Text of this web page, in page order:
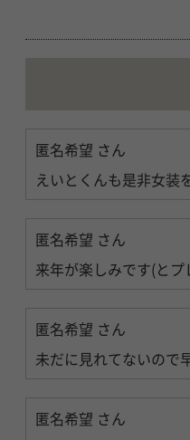
匿名希望 さん
えいとくんも是非女装
匿名希望 さん
来年が楽しみです(と
匿名希望 さん
未だに見れてないので
匿名希望 さん